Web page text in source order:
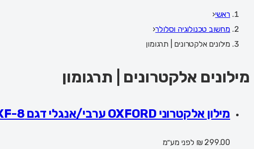
ראשי‹
מחשוב טכנולוגיה וסלולר‹
מילונים אלקטרונים | תרגומון
מילונים אלקטרונים | תרגומון
מילון אלקטרוני OXFORD ערבי/אנגלי דגם XF-8
299.00 ₪ לפני מע״מ